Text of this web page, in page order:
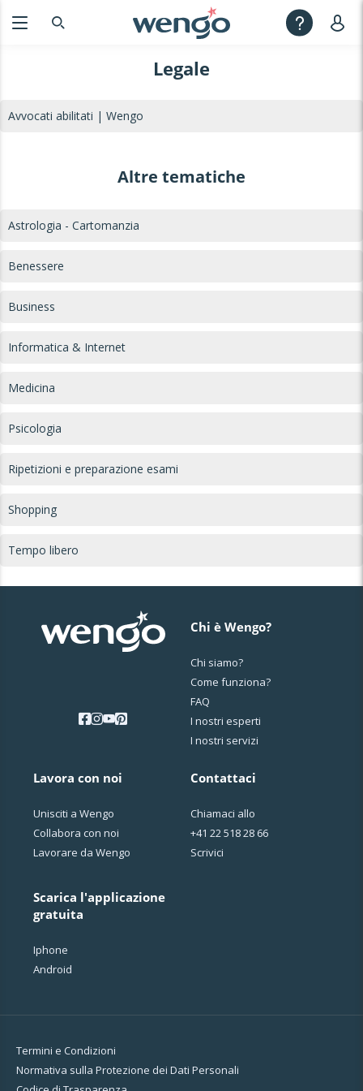
Legale
Avvocati abilitati | Wengo
Altre tematiche
Astrologia - Cartomanzia
Benessere
Business
Informatica & Internet
Medicina
Psicologia
Ripetizioni e preparazione esami
Shopping
Tempo libero
Chi è Wengo?
Chi siamo?
Come funziona?
FAQ
I nostri esperti
I nostri servizi
Lavora con noi
Unisciti a Wengo
Collabora con noi
Lavorare da Wengo
Scarica l'applicazione
gratuita
Iphone
Android
Contattaci
Chiamaci allo
+41 22 518 28 66
Scrivici
Termini e Condizioni
Normativa sulla Protezione dei Dati Personali